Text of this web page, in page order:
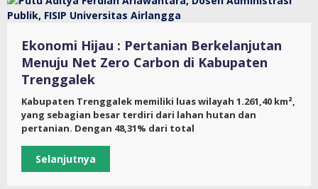
Ekonomi Hijau : Pertanian Berkelanjutan
Menuju Net Zero Carbon di Kabupaten
Trenggalek
Kabupaten Trenggalek memiliki luas wilayah 1.261,40 km²,
yang sebagian besar terdiri dari lahan hutan dan
pertanian. Dengan 48,31% dari total
Selanjutnya